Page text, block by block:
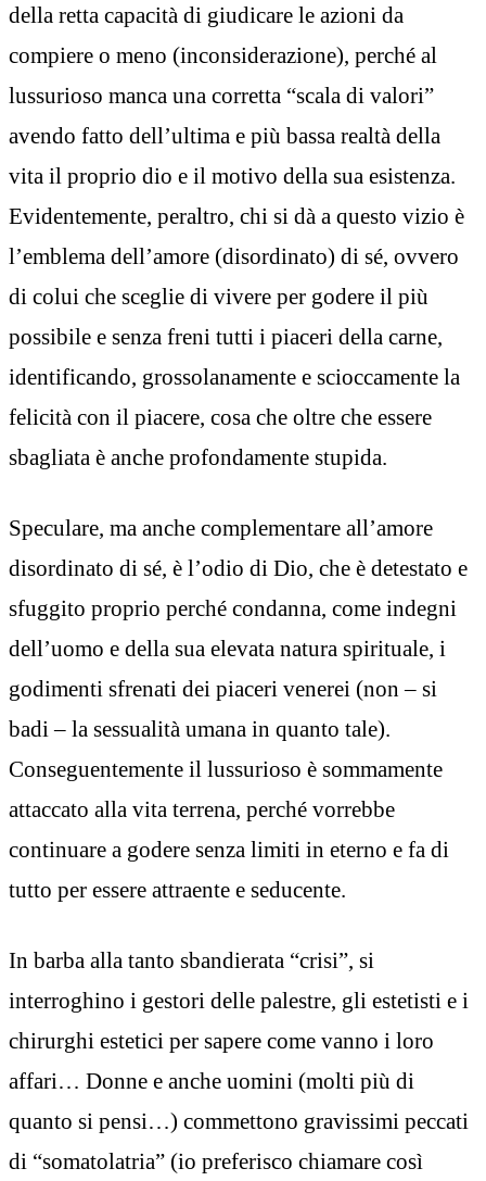
della retta capacità di giudicare le azioni da
compiere o meno (inconsiderazione), perché al
lussurioso manca una corretta “scala di valori”
avendo fatto dell’ultima e più bassa realtà della
vita il proprio dio e il motivo della sua esistenza.
Evidentemente, peraltro, chi si dà a questo vizio è
l’emblema dell’amore (disordinato) di sé, ovvero
di colui che sceglie di vivere per godere il più
possibile e senza freni tutti i piaceri della carne,
identificando, grossolanamente e scioccamente la
felicità con il piacere, cosa che oltre che essere
sbagliata è anche profondamente stupida.
Speculare, ma anche complementare all’amore
disordinato di sé, è l’odio di Dio, che è detestato e
sfuggito proprio perché condanna, come indegni
dell’uomo e della sua elevata natura spirituale, i
godimenti sfrenati dei piaceri venerei (non – si
badi – la sessualità umana in quanto tale).
Conseguentemente il lussurioso è sommamente
attaccato alla vita terrena, perché vorrebbe
continuare a godere senza limiti in eterno e fa di
tutto per essere attraente e seducente.
In barba alla tanto sbandierata “crisi”, si
interroghino i gestori delle palestre, gli estetisti e i
chirurghi estetici per sapere come vanno i loro
affari… Donne e anche uomini (molti più di
quanto si pensi…) commettono gravissimi peccati
di “somatolatria” (io preferisco chiamare così